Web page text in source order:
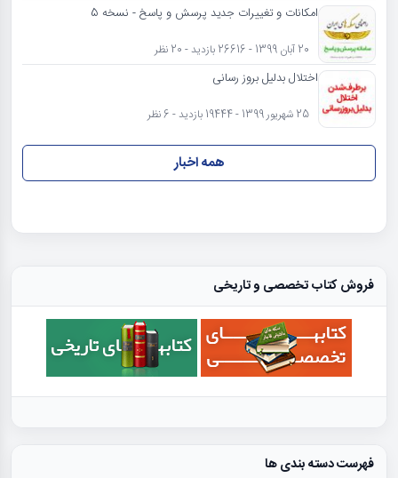
امکانات و تغییرات جدید پرسش و پاسخ - نسخه 5
20 آبان 1399 - 26616 بازدید - 20 نظر
اختلال بدلیل بروز رسانی
25 شهریور 1399 - 19444 بازدید - 6 نظر
همه اخبار
فروش کتاب تخصصی و تاریخی
فهرست دسته بندی ها